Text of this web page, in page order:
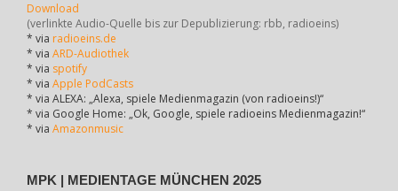
Download
(verlinkte Audio-Quelle bis zur Depublizierung: rbb, radioeins)
* via radioeins.de
* via ARD-Audiothek
* via spotify
* via Apple PodCasts
* via ALEXA: „Alexa, spiele Medienmagazin (von radioeins!)“
* via Google Home: „Ok, Google, spiele radioeins Medienmagazin!“
* via Amazonmusic
MPK | MEDIENTAGE MÜNCHEN 2025